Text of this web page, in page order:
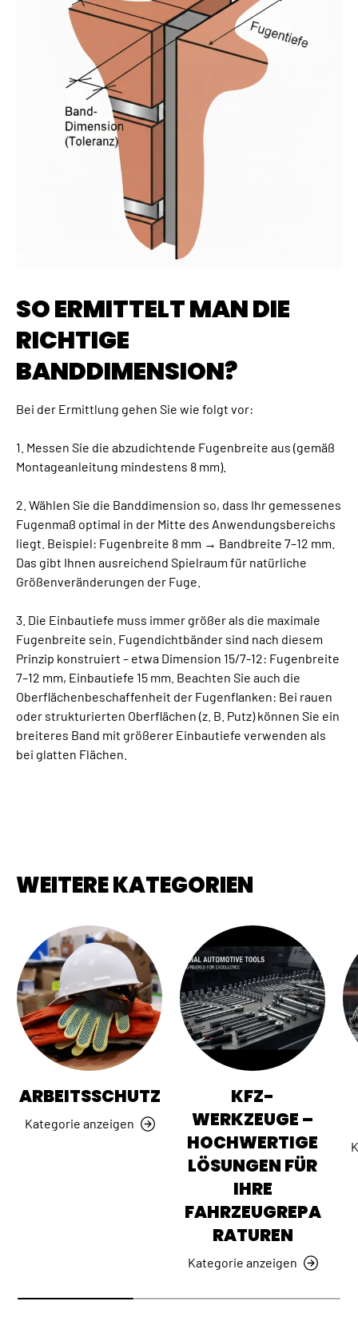
SO ERMITTELT MAN DIE
RICHTIGE
BANDDIMENSION?
Bei der Ermittlung gehen Sie wie folgt vor:
1. Messen Sie die abzudichtende Fugenbreite aus (gemäß
Montageanleitung mindestens 8 mm).
2. Wählen Sie die Banddimension so, dass Ihr gemessenes
Fugenmaß optimal in der Mitte des Anwendungsbereichs
liegt. Beispiel: Fugenbreite 8 mm → Bandbreite 7–12 mm.
Das gibt Ihnen ausreichend Spielraum für natürliche
Größenveränderungen der Fuge.
3. Die Einbautiefe muss immer größer als die maximale
Fugenbreite sein. Fugendichtbänder sind nach diesem
Prinzip konstruiert – etwa Dimension 15/7-12: Fugenbreite
7–12 mm, Einbautiefe 15 mm. Beachten Sie auch die
Oberflächenbeschaffenheit der Fugenflanken: Bei rauen
oder strukturierten Oberflächen (z. B. Putz) können Sie ein
breiteres Band mit größerer Einbautiefe verwenden als
bei glatten Flächen.
WEITERE KATEGORIEN
ARBEITSSCHUTZ
Kategorie anzeigen
KFZ-
WERKZEUGE –
HOCHWERTIGE
LÖSUNGEN FÜR
IHRE
FAHRZEUGREPA
RATUREN
Kategorie anzeigen